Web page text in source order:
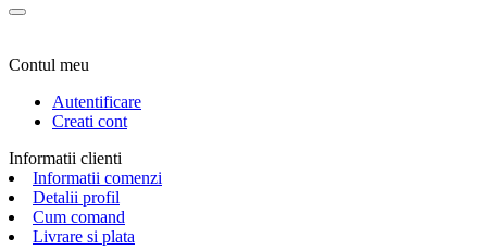
Contul meu
Autentificare
Creati cont
Informatii clienti
Informatii comenzi
Detalii profil
Cum comand
Livrare si plata